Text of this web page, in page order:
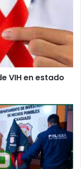
VIH en estado